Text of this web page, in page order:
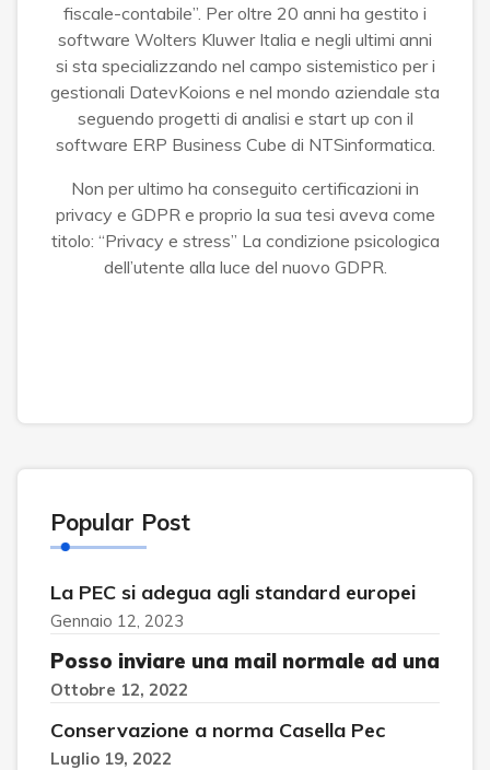
fiscale-contabile”. Per oltre 20 anni ha gestito i
software Wolters Kluwer Italia e negli ultimi anni
si sta specializzando nel campo sistemistico per i
gestionali DatevKoions e nel mondo aziendale sta
seguendo progetti di analisi e start up con il
software ERP Business Cube di NTSinformatica.
Non per ultimo ha conseguito certificazioni in
privacy e GDPR e proprio la sua tesi aveva come
titolo: “Privacy e stress” La condizione psicologica
dell’utente alla luce del nuovo GDPR.
Popular Post
La PEC si adegua agli standard europei
Gennaio 12, 2023
Posso inviare una mail normale ad una
Ottobre 12, 2022
Conservazione a norma Casella Pec
Luglio 19, 2022